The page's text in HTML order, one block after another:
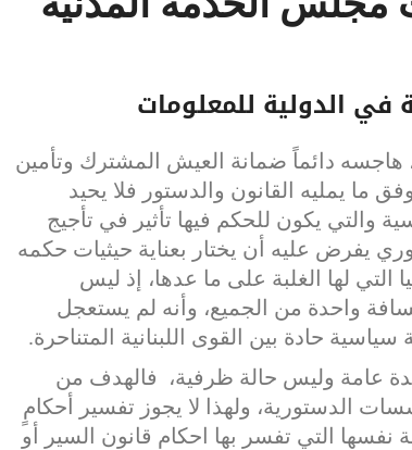
في الدولية للمعلومات
هاجسه دائماً ضمانة العيش المشترك وتأمين
ما يمليه القانون والدستور فلا يحيد
والتي يكون للحكم فيها تأثير في تأجيج
يفرض عليه أن يختار بعناية حيثيات حكمه
التي لها الغلبة على ما عدها، إذ ليس
واحدة من الجميع، وأنه لم يستعجل
حادة بين القوى اللبنانية المتناحرة.
عامة وليس حالة ظرفية، فالهدف من
الدستورية، ولهذا لا يجوز تفسير أحكامٍ
التي تفسر بها احكام قانون السير أو